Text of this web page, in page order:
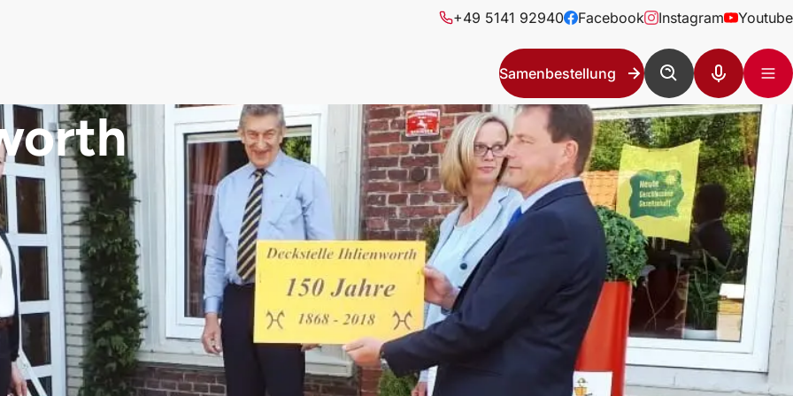
+49 5141 92940 Facebook Instagram Youtube
Samenbestellung